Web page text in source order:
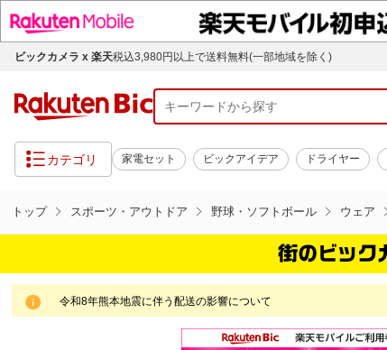
ビックカメラ x 楽天税込3,980円以上で送料無料(一部地域を除く)
カテゴリ 家電セット ビックアイデア ドライヤー
トップ スポーツ・アウトドア 野球・ソフトボール ウェア
令和8年熊本地震に伴う配送の影響について